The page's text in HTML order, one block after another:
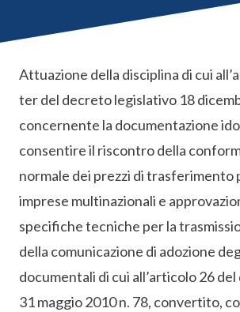
Attuazione della disciplina di cui
ter del decreto legislativo 18
concernente la documentazione
consentire il riscontro della
normale dei prezzi di trasferimento
imprese multinazionali e
specifiche tecniche per la
della comunicazione di adozione
documentali di cui all’articolo 26
31 maggio 2010 n. 78, convertito,